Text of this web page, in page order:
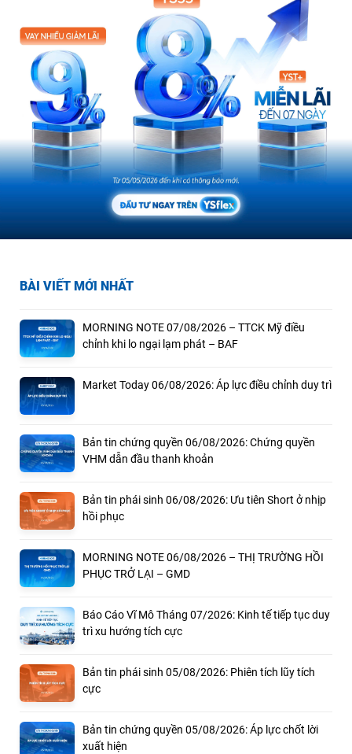
BÀI VIẾT MỚI NHẤT
MORNING NOTE 07/08/2026 – TTCK Mỹ điều
chỉnh khi lo ngại lạm phát – BAF
Market Today 06/08/2026: Áp lực điều chỉnh duy trì
Bản tin chứng quyền 06/08/2026: Chứng quyền
VHM dẫn đầu thanh khoản
Bản tin phái sinh 06/08/2026: Ưu tiên Short ở nhịp
hồi phục
MORNING NOTE 06/08/2026 – THỊ TRƯỜNG HỒI
PHỤC TRỞ LẠI – GMD
Báo Cáo Vĩ Mô Tháng 07/2026: Kinh tế tiếp tục duy
trì xu hướng tích cực
Bản tin phái sinh 05/08/2026: Phiên tích lũy tích
cực
Bản tin chứng quyền 05/08/2026: Áp lực chốt lời
xuất hiện